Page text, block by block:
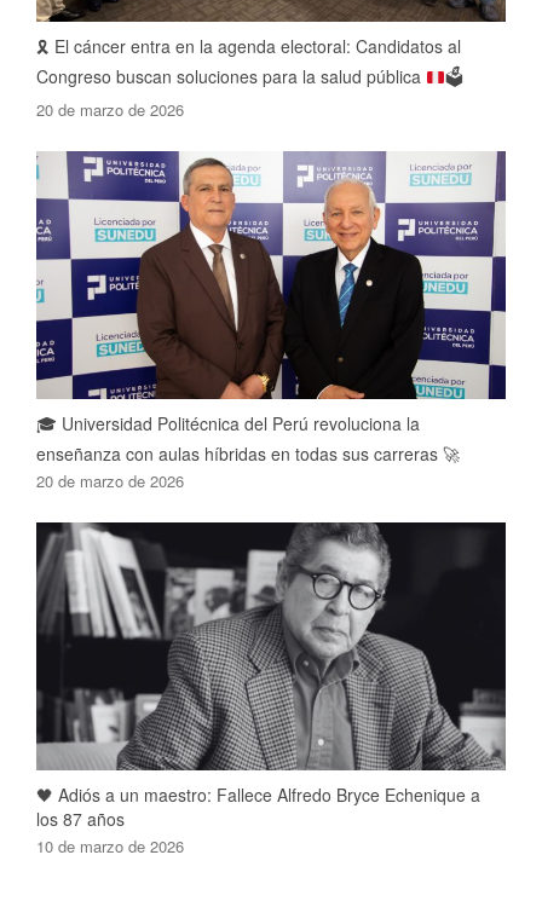
🎗️ El cáncer entra en la agenda electoral: Candidatos al
Congreso buscan soluciones para la salud pública
🗳️
20 de marzo de 2026
🎓 Universidad Politécnica del Perú revoluciona la
enseñanza con aulas híbridas en todas sus carreras 🚀
20 de marzo de 2026
🖤 Adiós a un maestro: Fallece Alfredo Bryce Echenique a
los 87 años
10 de marzo de 2026